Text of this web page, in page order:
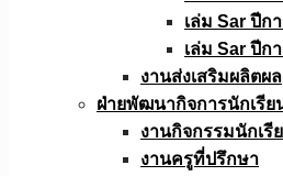
เล่ม Sar ปีก
เล่ม Sar ปีก
งานส่งเสริมผลิตผล
ฝ่ายพัฒนากิจการนักเรี
งานกิจกรรมนักเรี
งานครูที่ปรึกษา